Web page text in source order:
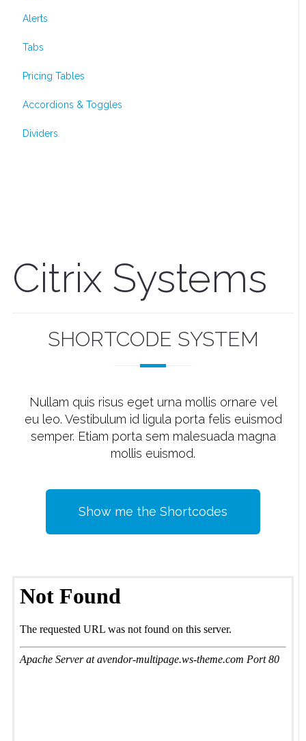
Alerts
Tabs
Pricing Tables
Accordions & Toggles
Dividers
Citrix Systems
SHORTCODE SYSTEM
Nullam quis risus eget urna mollis ornare vel
eu leo. Vestibulum id ligula porta felis euismod
semper. Etiam porta sem malesuada magna
mollis euismod.
Show me the Shortcodes